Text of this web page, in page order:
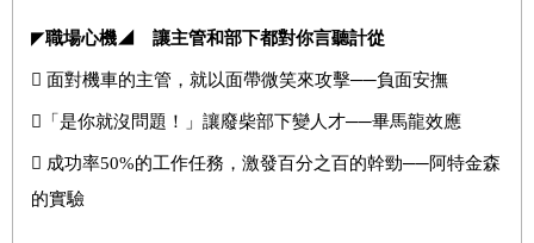
◤職場心機◢ 讓主管和部下都對你言聽計從
 面對機車的主管，就以面帶微笑來攻擊──負面安撫
「是你就沒問題！」讓廢柴部下變人才──畢馬龍效應
 成功率50%的工作任務，激發百分之百的幹勁──阿特金森
的實驗